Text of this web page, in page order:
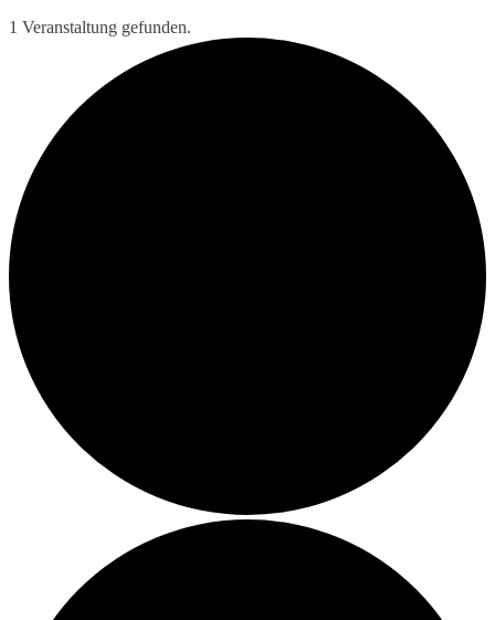
1 Veranstaltung gefunden.